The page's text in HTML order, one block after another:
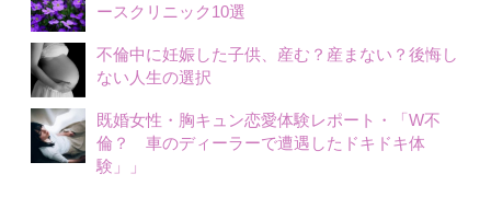
ースクリニック10選
不倫中に妊娠した子供、産む？産まない？後悔し
ない人生の選択
既婚女性・胸キュン恋愛体験レポート・「W不
倫？ 車のディーラーで遭遇したドキドキ体
験」」